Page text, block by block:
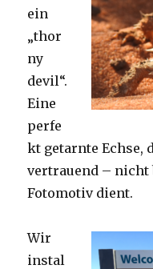
ein
„thor
ny
devil“.
Eine
perfe
kt getarnte Echse,
vertrauend – nicht
Fotomotiv dient.
Wir
instal